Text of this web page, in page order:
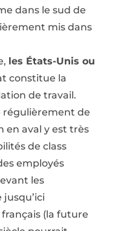
dans le sud de
mis dans
les États-Unis ou
constitue la
de travail.
régulièrement de
en aval y est très
de class
employés
les
français (la future